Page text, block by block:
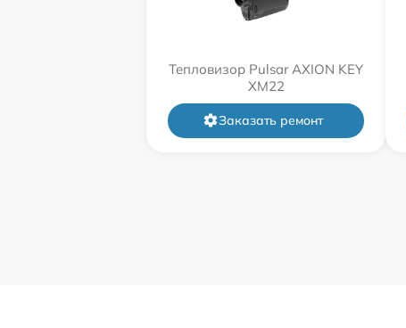
Тепловизор Pulsar AXION KEY
XM22
Заказать ремонт